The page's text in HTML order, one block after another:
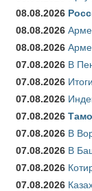
08.08.2026
08.08.2026
08.08.2026
07.08.2026 В
07.08.2026
07.08.2026
07.08.2026
07.08.2026 В
07.08.2026 В
07.08.2026
07.08.2026